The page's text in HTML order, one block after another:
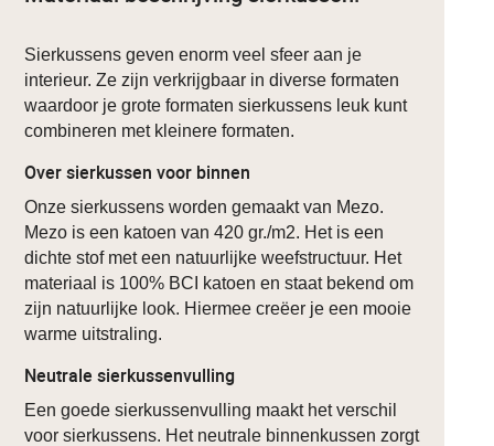
Sierkussens geven enorm veel sfeer aan je
interieur. Ze zijn verkrijgbaar in diverse formaten
waardoor je grote formaten sierkussens leuk kunt
combineren met kleinere formaten.
Over sierkussen voor binnen
Onze sierkussens worden gemaakt van Mezo.
Mezo is een katoen van 420 gr./m2. Het is een
dichte stof met een natuurlijke weefstructuur. Het
materiaal is 100% BCI katoen en staat bekend om
zijn natuurlijke look. Hiermee creëer je een mooie
warme uitstraling.
Neutrale sierkussenvulling
Een goede sierkussenvulling maakt het verschil
voor sierkussens. Het neutrale binnenkussen zorgt